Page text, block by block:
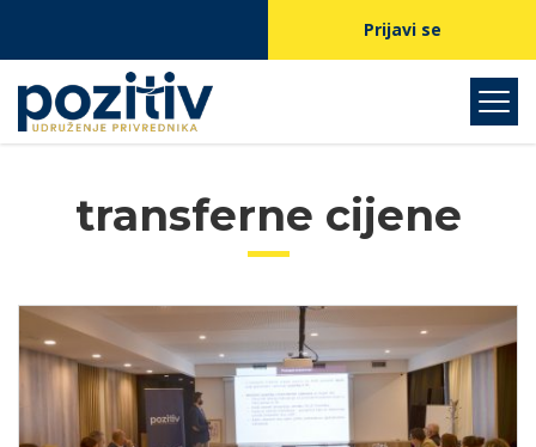
Prijavi se
transferne cijene